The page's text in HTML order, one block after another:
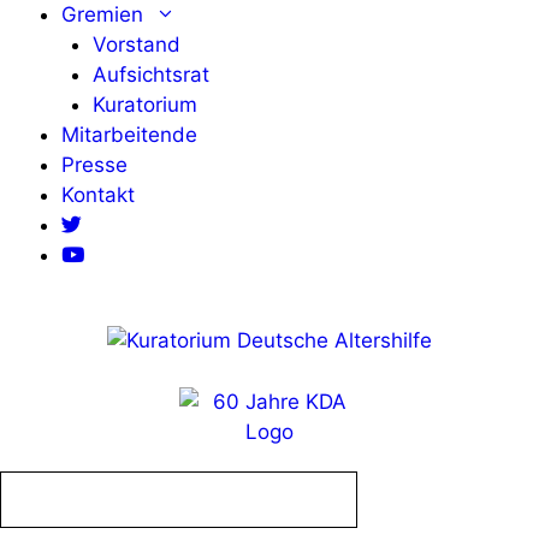
Zum
springen
Gremien
Vorstand
Aufsichtsrat
Kuratorium
Mitarbeitende
Presse
Kontakt